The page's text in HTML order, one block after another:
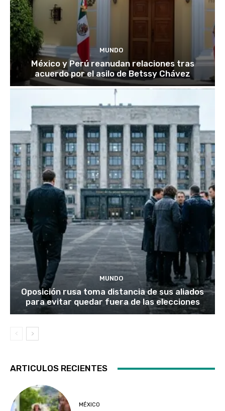
MUNDO
México y Perú reanudan relaciones tras
acuerdo por el asilo de Betssy Chávez
MUNDO
Oposición rusa toma distancia de sus aliados
para evitar quedar fuera de las elecciones
ARTICULOS RECIENTES
MÉXICO